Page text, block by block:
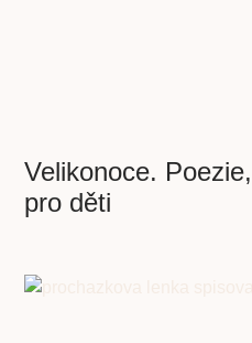
Velikonoce.
pro děti